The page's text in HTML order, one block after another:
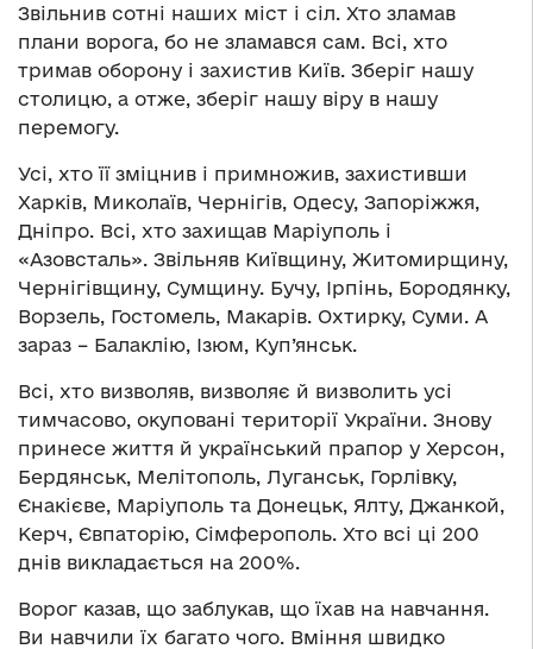
Звільнив сотні наших міст і сіл. Хто зламав
плани ворога, бо не зламався сам. Всі, хто
тримав оборону і захистив Київ. Зберіг нашу
столицю, а отже, зберіг нашу віру в нашу
перемогу.
Усі, хто її зміцнив і примножив, захистивши
Харків, Миколаїв, Чернігів, Одесу, Запоріжжя,
Дніпро. Всі, хто захищав Маріуполь і
«Азовсталь». Звільняв Київщину, Житомирщину,
Чернігівщину, Сумщину. Бучу, Ірпінь, Бородянку,
Ворзель, Гостомель, Макарів. Охтирку, Суми. А
зараз – Балаклію, Ізюм, Куп’янськ.
Всі, хто визволяв, визволяє й визволить усі
тимчасово, окуповані території України. Знову
принесе життя й український прапор у Херсон,
Бердянськ, Мелітополь, Луганськ, Горлівку,
Єнакієве, Маріуполь та Донецьк, Ялту, Джанкой,
Керч, Євпаторію, Сімферополь. Хто всі ці 200
днів викладається на 200%.
Ворог казав, що заблукав, що їхав на навчання.
Ви навчили їх багато чого. Вміння швидко